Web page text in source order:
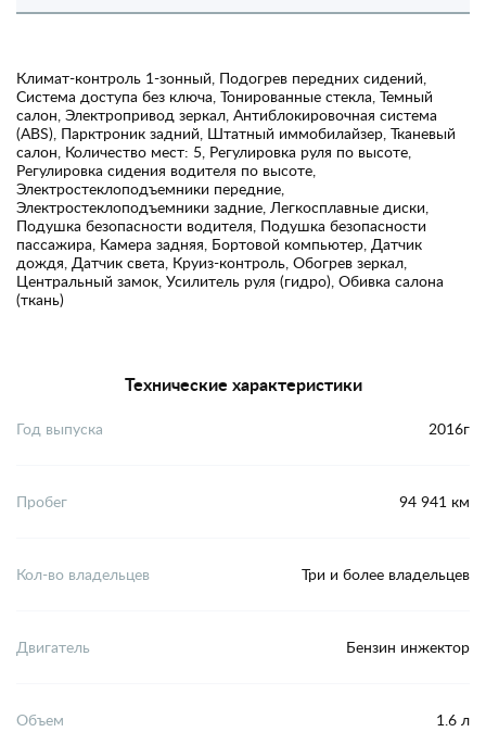
Климат-контроль 1-зонный, Подогрев передних сидений,
Система доступа без ключа, Тонированные стекла, Темный
салон, Электропривод зеркал, Антиблокировочная система
(ABS), Парктроник задний, Штатный иммобилайзер, Тканевый
салон, Количество мест: 5, Регулировка руля по высоте,
Регулировка сидения водителя по высоте,
Электростеклоподъемники передние,
Электростеклоподъемники задние, Легкосплавные диски,
Подушка безопасности водителя, Подушка безопасности
пассажира, Камера задняя, Бортовой компьютер, Датчик
дождя, Датчик света, Круиз-контроль, Обогрев зеркал,
Центральный замок, Усилитель руля (гидро), Обивка салона
(ткань)
Технические характеристики
Год выпуска 2016г
Пробег 94 941 км
Кол-во владельцев Три и более владельцев
Двигатель Бензин инжектор
Объем 1.6 л